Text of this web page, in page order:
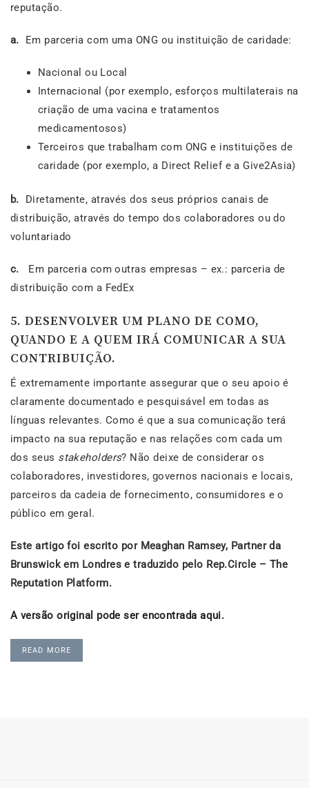
reputação.
a. Em parceria com uma ONG ou instituição de caridade:
Nacional ou Local
Internacional (por exemplo, esforços multilaterais na
criação de uma vacina e tratamentos
medicamentosos)
Terceiros que trabalham com ONG e instituições de
caridade (por exemplo, a Direct Relief e a Give2Asia)
b. Diretamente, através dos seus próprios canais de
distribuição, através do tempo dos colaboradores ou do
voluntariado
c. Em parceria com outras empresas – ex.: parceria de
distribuição com a FedEx
5. DESENVOLVER UM PLANO DE COMO,
QUANDO E A QUEM IRÁ COMUNICAR A SUA
CONTRIBUIÇÃO.
É extremamente importante assegurar que o seu apoio é
claramente documentado e pesquisável em todas as
línguas relevantes. Como é que a sua comunicação terá
impacto na sua reputação e nas relações com cada um
dos seus stakeholders? Não deixe de considerar os
colaboradores, investidores, governos nacionais e locais,
parceiros da cadeia de fornecimento, consumidores e o
público em geral.
Este artigo foi escrito por Meaghan Ramsey, Partner da
Brunswick em Londres e traduzido pelo Rep.Circle – The
Reputation Platform.
A versão original pode ser encontrada aqui.
READ MORE